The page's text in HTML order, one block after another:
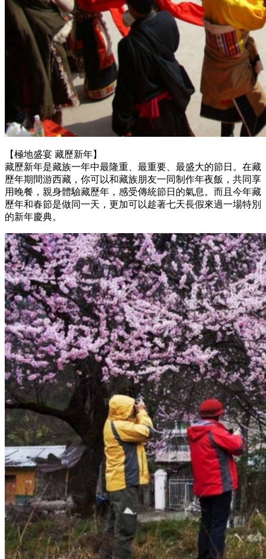
【極地盛宴 藏歷新年】
藏歷新年是藏族一年中最隆重、最重要、最盛大的節日。在藏
歷年期間游西藏，你可以和藏族朋友一同制作年夜飯，共同享
用晚餐，親身體驗藏歷年，感受傳統節日的氣息。而且今年藏
歷年和春節是做同一天，更加可以趁著七天長假來過一場特別
的新年慶典。